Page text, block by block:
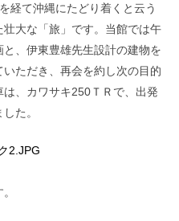
経て沖縄にたどり着くと云う
大な「旅」です。当館では午
、伊東豊雄先生設計の建物を
ただき、再会を約し次の目的
、カワサキ250ＴＲで、出発
た。